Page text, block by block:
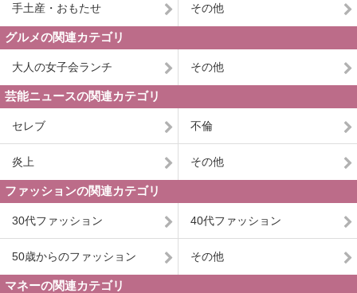
手土産・おもたせ その他
グルメの関連カテゴリ
大人の女子会ランチ その他
芸能ニュースの関連カテゴリ
セレブ 不倫
炎上 その他
ファッションの関連カテゴリ
30代ファッション 40代ファッション
50歳からのファッション その他
マネーの関連カテゴリ